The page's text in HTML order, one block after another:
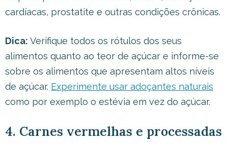
cardíacas, prostatite e outras condições crônicas.
Dica: Verifique todos os rótulos dos seus
alimentos quanto ao teor de açúcar e informe-se
sobre os alimentos que apresentam altos níveis
de açúcar. Experimente usar adoçantes naturais
como por exemplo o estévia em vez do açúcar.
4. Carnes vermelhas e processadas